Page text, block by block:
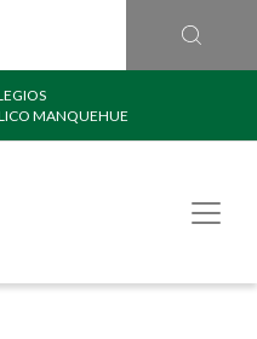
MANQUEHUE